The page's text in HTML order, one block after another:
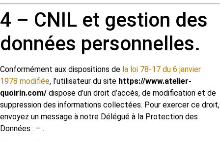
4 – CNIL et gestion des
données personnelles.
Conformément aux dispositions de la loi 78-17 du 6 janvier
1978 modifiée, l’utilisateur du site https://www.atelier-
quoirin.com/ dispose d’un droit d’accès, de modification et de
suppression des informations collectées. Pour exercer ce droit,
envoyez un message à notre Délégué à la Protection des
Données : – .